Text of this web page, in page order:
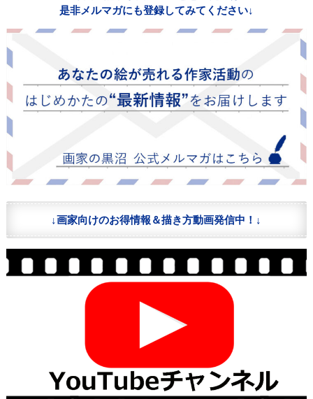
是非メルマガにも登録してみてください↓
↓画家向けのお得情報＆描き方動画発信中！↓